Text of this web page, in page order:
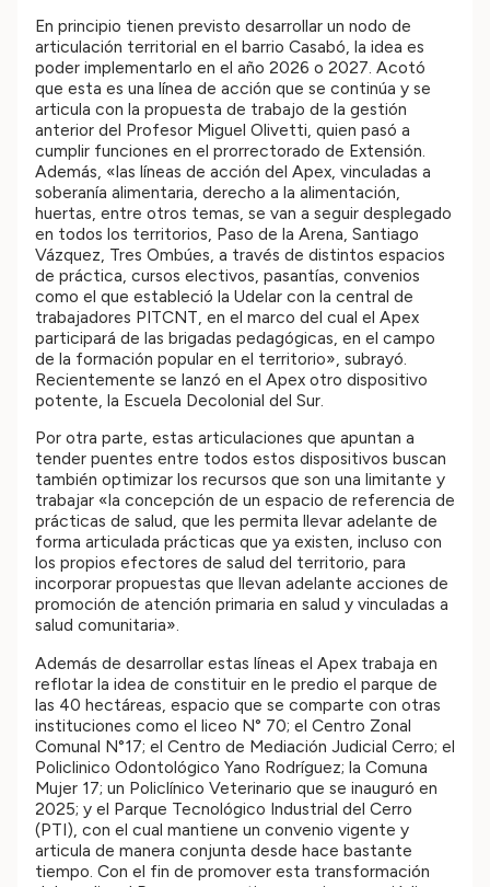
En principio tienen previsto desarrollar un nodo de
articulación territorial en el barrio Casabó, la idea es
poder implementarlo en el año 2026 o 2027. Acotó
que esta es una línea de acción que se continúa y se
articula con la propuesta de trabajo de la gestión
anterior del Profesor Miguel Olivetti, quien pasó a
cumplir funciones en el prorrectorado de Extensión.
Además, «las líneas de acción del Apex, vinculadas a
soberanía alimentaria, derecho a la alimentación,
huertas, entre otros temas, se van a seguir desplegado
en todos los territorios, Paso de la Arena, Santiago
Vázquez, Tres Ombúes, a través de distintos espacios
de práctica, cursos electivos, pasantías, convenios
como el que estableció la Udelar con la central de
trabajadores PITCNT, en el marco del cual el Apex
participará de las brigadas pedagógicas, en el campo
de la formación popular en el territorio», subrayó.
Recientemente se lanzó en el Apex otro dispositivo
potente, la Escuela Decolonial del Sur.
Por otra parte, estas articulaciones que apuntan a
tender puentes entre todos estos dispositivos buscan
también optimizar los recursos que son una limitante y
trabajar «la concepción de un espacio de referencia de
prácticas de salud, que les permita llevar adelante de
forma articulada prácticas que ya existen, incluso con
los propios efectores de salud del territorio, para
incorporar propuestas que llevan adelante acciones de
promoción de atención primaria en salud y vinculadas a
salud comunitaria».
Además de desarrollar estas líneas el Apex trabaja en
reflotar la idea de constituir en le predio el parque de
las 40 hectáreas, espacio que se comparte con otras
instituciones como el liceo N° 70; el Centro Zonal
Comunal N°17; el Centro de Mediación Judicial Cerro; el
Policlinico Odontológico Yano Rodríguez; la Comuna
Mujer 17; un Policlínico Veterinario que se inauguró en
2025; y el Parque Tecnológico Industrial del Cerro
(PTI), con el cual mantiene un convenio vigente y
articula de manera conjunta desde hace bastante
tiempo. Con el fin de promover esta transformación